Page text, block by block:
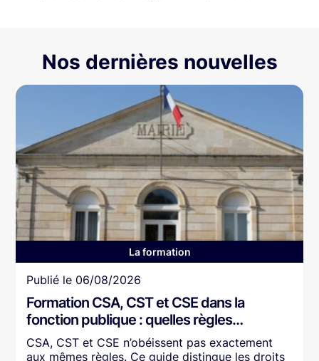
Nos dernières nouvelles
La formation
Article
Publié le 06/08/2026
Formation CSA, CST et CSE dans la
fonction publique : quelles règles…
CSA, CST et CSE n’obéissent pas exactement
aux mêmes règles. Ce guide distingue les droits